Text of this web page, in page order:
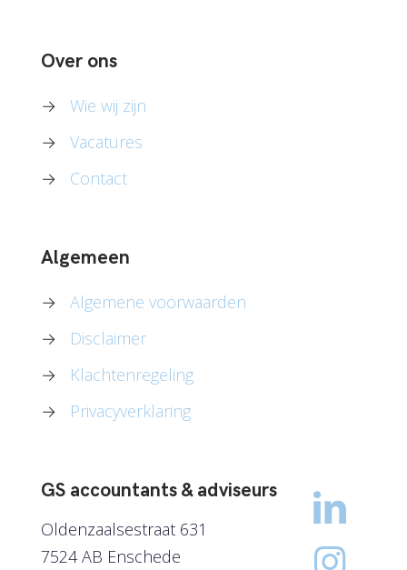
Over ons
→
Wie wij zijn
→
Vacatures
→
Contact
Algemeen
→
Algemene voorwaarden
→
Disclaimer
→
Klachtenregeling
→
Privacyverklaring
GS accountants & adviseurs
Oldenzaalsestraat 631
7524 AB Enschede